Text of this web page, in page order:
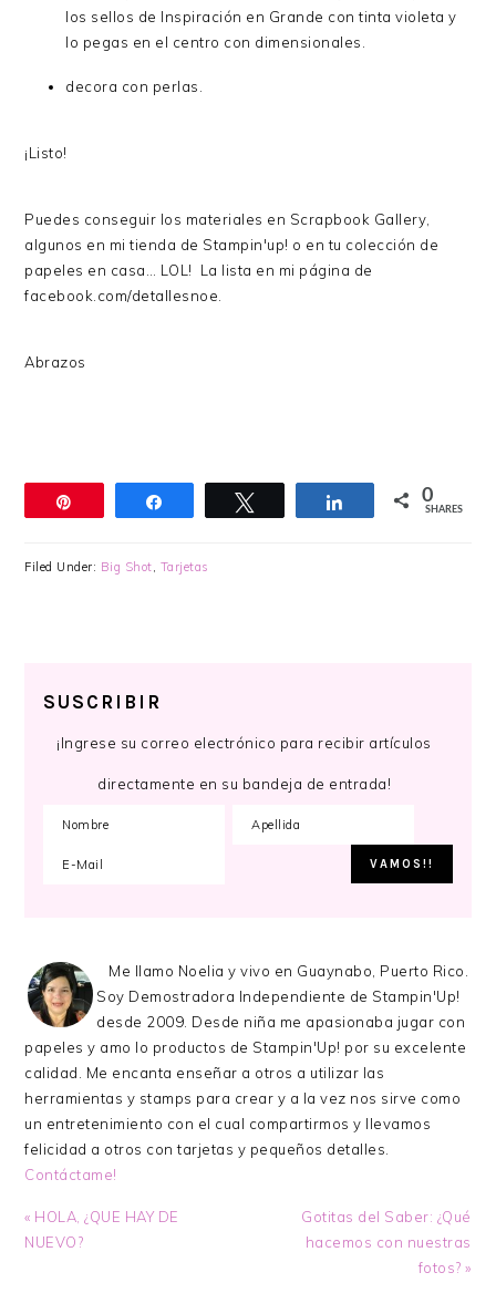
los sellos de Inspiración en Grande con tinta violeta y
lo pegas en el centro con dimensionales.
decora con perlas.
¡Listo!
Puedes conseguir los materiales en Scrapbook Gallery,
algunos en mi tienda de Stampin'up! o en tu colección de
papeles en casa… LOL! La lista en mi página de
facebook.com/detallesnoe.
Abrazos
Share 0
SHARES
Filed Under: Big Shot, Tarjetas
SUSCRIBIR
¡Ingrese su correo electrónico para recibir artículos
directamente en su bandeja de entrada!
Me llamo Noelia y vivo en Guaynabo, Puerto Rico.
Soy Demostradora Independiente de Stampin'Up!
desde 2009. Desde niña me apasionaba jugar con
papeles y amo lo productos de Stampin'Up! por su excelente
calidad. Me encanta enseñar a otros a utilizar las
herramientas y stamps para crear y a la vez nos sirve como
un entretenimiento con el cual compartirmos y llevamos
felicidad a otros con tarjetas y pequeños detalles.
Contáctame!
Previous
Post:
« HOLA, ¿QUE HAY DE
NUEVO?
Next
Post:
Gotitas del Saber: ¿Qué
hacemos con nuestras
fotos? »